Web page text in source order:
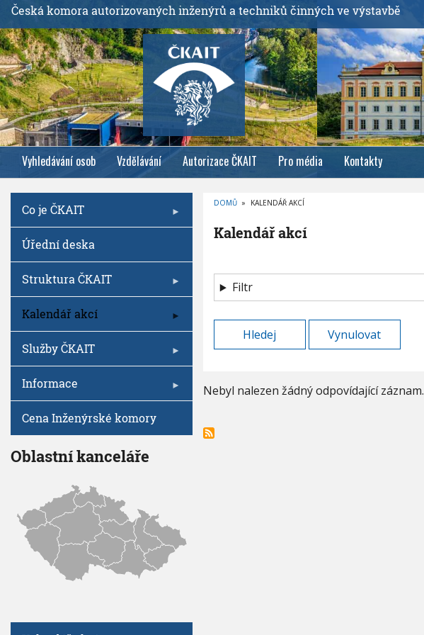
ř
e
j
í
t
k
h
l
v
Česká komora autorizovaných inženýrů a techniků činných ve výstavbě
Vyhledávání osob Vzdělávání Autorizace ČKAIT Pro média Kontakty
O
B
O
N
V
C
DOMŮ » KALENDÁŘ AKCÍ
Kalendář akcí
Filtr
Nebyl nalezen žádný odpovídající záznam.
Co je ČKAIT
Úřední deska
Struktura ČKAIT
Kalendář akcí
Služby ČKAIT
Informace
Cena Inženýrské komory
Oblastní kanceláře